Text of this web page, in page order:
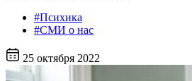
#Психика
#СМИ о нас
25 октября 2022